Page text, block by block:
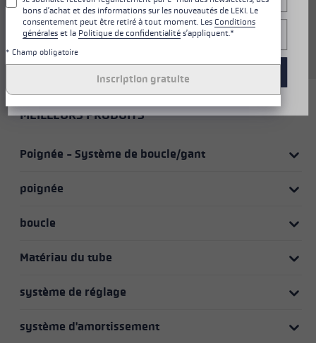
main parfaite et assure une
manipulation confortable du
MEILLEURS PRODUITS
Poignée - Système de boucle/gant
poignée
boucle
Matériau du tube
système de réglage
système d'amortissement
Uniquement essentiel
bons d’achat et des informations sur les nouveautés de LEKI. Le
consentement peut être retiré à tout moment. Les Conditions
générales et la Politique de confidentialité s’appliquent.*
* Champ obligatoire
Inscription gratuite